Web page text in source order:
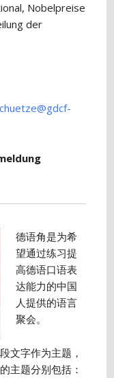
Nobelpreise
der
德语角是为希
望通过练习提
高德语口语表
达能力的中国
人提供的语言
聚会。
文字作为主题，
主题分别包括：